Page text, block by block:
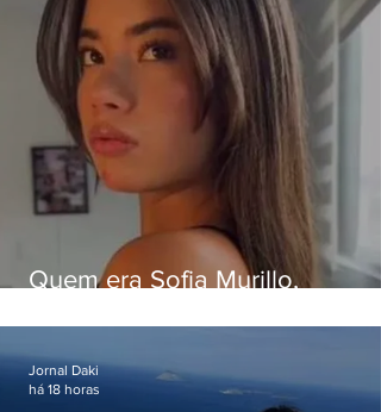
Quem era Sofia Murillo,
em queda de helicóptero no
Jornal Daki
há 18 horas